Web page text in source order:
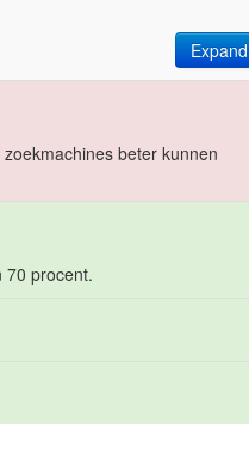
Expand
beter kunnen
70 procent.